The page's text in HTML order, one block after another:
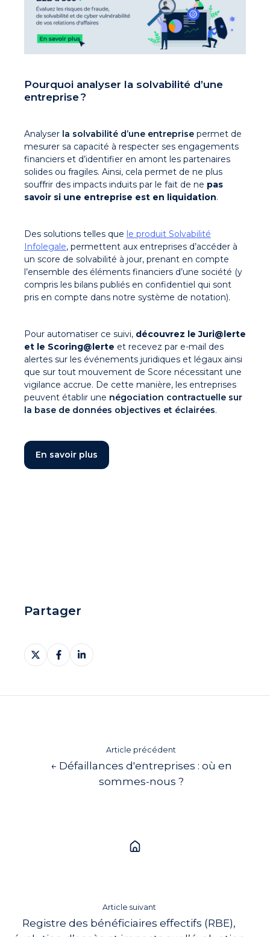
Pourquoi analyser la solvabilité d’une
entreprise ?
Analyser la solvabilité d’une entreprise permet de
mesurer sa capacité à respecter ses engagements
financiers et d’identifier en amont les partenaires
solides ou fragiles. Ainsi, cela permet de ne plus
souffrir des impacts induits par le fait de ne pas
savoir si une entreprise est en liquidation.
Des solutions telles que le produit Solvabilité
Infolegale, permettent aux entreprises d’accéder à
un score de solvabilité à jour, prenant en compte
l’ensemble des éléments financiers d’une société (y
compris les bilans publiés en confidentiel qui sont
pris en compte dans notre système de notation).
Pour automatiser ce suivi, découvrez le Juri@lerte
et le Scoring@lerte et recevez par e-mail des
alertes sur les événements juridiques et légaux ainsi
que sur tout mouvement de Score nécessitant une
vigilance accrue. De cette manière, les entreprises
peuvent établir une négociation contractuelle sur
la base de données objectives et éclairées.
En savoir plus
Partager
Partager
sur
Partager
sur
Partager
sur
Article précédent
← Défaillances d'entreprises : où en
sommes-nous ?
Article suivant
Registre des bénéficiaires effectifs (RBE),